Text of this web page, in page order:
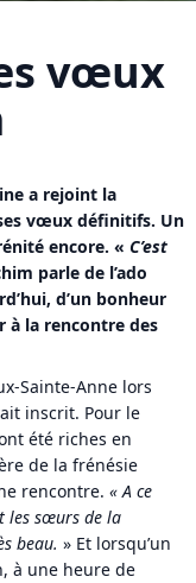
vœux
a rejoint la
vœux définitifs. Un
encore. « C’est
parle de l’ado
d’un bonheur
à la rencontre des
Sainte-Anne lors
inscrit. Pour le
été riches en
de la frénésie
rencontre. « A ce
les sœurs de la
beau. » Et lorsqu’un
à une heure de